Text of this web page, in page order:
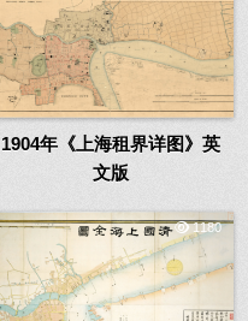
1904年《上海租界详图》英
文版
1180